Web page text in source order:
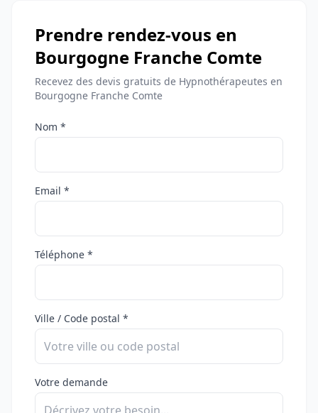
Prendre rendez-vous en
Bourgogne Franche Comte
Recevez des devis gratuits de Hypnothérapeutes en
Bourgogne Franche Comte
Nom *
Email *
Téléphone *
Ville / Code postal *
Votre demande